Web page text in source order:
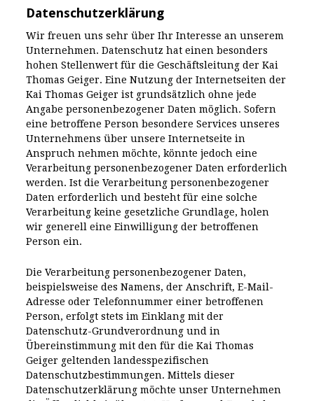
Datenschutzerklärung
Wir freuen uns sehr über Ihr Interesse an unserem
Unternehmen. Datenschutz hat einen besonders
hohen Stellenwert für die Geschäftsleitung der Kai
Thomas Geiger. Eine Nutzung der Internetseiten der
Kai Thomas Geiger ist grundsätzlich ohne jede
Angabe personenbezogener Daten möglich. Sofern
eine betroffene Person besondere Services unseres
Unternehmens über unsere Internetseite in
Anspruch nehmen möchte, könnte jedoch eine
Verarbeitung personenbezogener Daten erforderlich
werden. Ist die Verarbeitung personenbezogener
Daten erforderlich und besteht für eine solche
Verarbeitung keine gesetzliche Grundlage, holen
wir generell eine Einwilligung der betroffenen
Person ein.
Die Verarbeitung personenbezogener Daten,
beispielsweise des Namens, der Anschrift, E-Mail-
Adresse oder Telefonnummer einer betroffenen
Person, erfolgt stets im Einklang mit der
Datenschutz-Grundverordnung und in
Übereinstimmung mit den für die Kai Thomas
Geiger geltenden landesspezifischen
Datenschutzbestimmungen. Mittels dieser
Datenschutzerklärung möchte unser Unternehmen